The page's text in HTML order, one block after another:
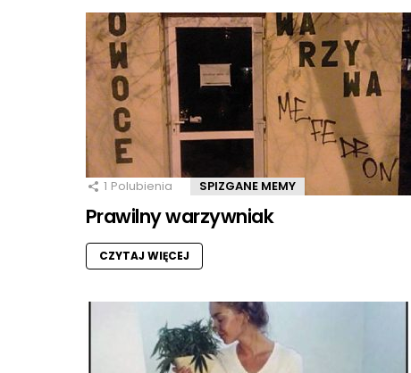
1 Polubienia SPIZGANE MEMY
Prawilny warzywniak
CZYTAJ WIĘCEJ